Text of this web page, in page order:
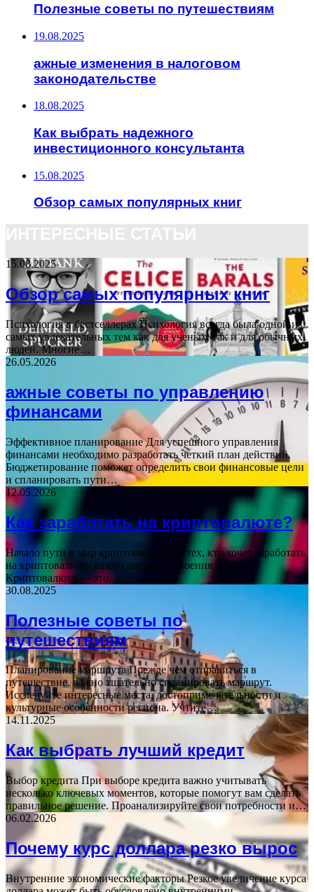
Полезные советы по путешествиям
19.08.2025
ажные изменения в налоговом
законодательстве
18.08.2025
Как выбрать надежного
инвестиционного консультанта
15.08.2025
Обзор самых популярных книг
15.08.2025
Обзор самых популярных книг
Психология в бестселлерах Психология всегда была одной из
самых увлекательных тем как для ученых, так и для обычных
людей. Многие…
26.05.2026
ажные советы по управлению
финансами
Эффективное планирование Для успешного управления
финансами необходимо разработать четкий план действий.
Бюджетирование поможет определить свои финансовые цели
и спланировать пути…
12.05.2026
Как заработать на криптовалюте?
Начало пути в мир криптовалют Для тех, кто хочет заработать
на криптовалюте, важно начать с освоения основ.
Криптовалюта — это…
30.08.2025
Полезные советы по
путешествиям
Планирование маршрута Прежде чем отправиться в
путешествие, важно тщательно спланировать маршрут.
Исследуйте интересные места, достопримечательности и
культурные особенности региона. Учтите…
14.11.2025
Как выбрать лучший кредит
Выбор кредита При выборе кредита важно учитывать
несколько ключевых моментов, которые помогут вам сделать
правильное решение. Проанализируйте свои потребности и…
06.02.2026
Почему курс доллара резко вырос
Внутренние экономические факторы Резкое увеличение курса